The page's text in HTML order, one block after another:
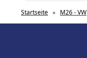
Startseite » M26 - VW